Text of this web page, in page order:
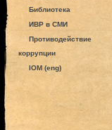
Библиотека
ИВР в СМИ
Противодействие
коррупции
IOM (eng)